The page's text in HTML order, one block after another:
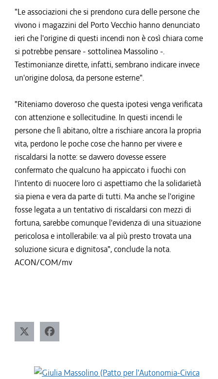
"Le associazioni che si prendono cura delle persone che
vivono i magazzini del Porto Vecchio hanno denunciato
ieri che l'origine di questi incendi non è così chiara come
si potrebbe pensare - sottolinea Massolino -.
Testimonianze dirette, infatti, sembrano indicare invece
un'origine dolosa, da persone esterne".
"Riteniamo doveroso che questa ipotesi venga verificata
con attenzione e sollecitudine. In questi incendi le
persone che lì abitano, oltre a rischiare ancora la propria
vita, perdono le poche cose che hanno per vivere e
riscaldarsi la notte: se davvero dovesse essere
confermato che qualcuno ha appiccato i fuochi con
l'intento di nuocere loro ci aspettiamo che la solidarietà
sia piena e vera da parte di tutti. Ma anche se l'origine
fosse legata a un tentativo di riscaldarsi con mezzi di
fortuna, sarebbe comunque l'evidenza di una situazione
pericolosa e intollerabile: va al più presto trovata una
soluzione sicura e dignitosa", conclude la nota.
ACON/COM/mv